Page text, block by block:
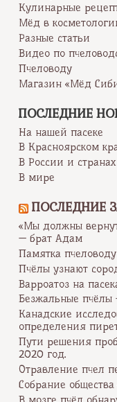
Кулинарные
Мёд в
Разные статьи
Видео по
Пчеловоду
Магазин «Мёд
ПОСЛЕДНИЕ
На нашей пасеке
В Красноярском
В России и
В мире
ПОСЛЕДНИЕ
«Мы должны
— брат Адам
Памятка пчеловоду
Пчёлы узнают
Варроатоз на
Безжальные
Канадские
определения
Пути решения
2020 год.
Отравление пчел
Собрание